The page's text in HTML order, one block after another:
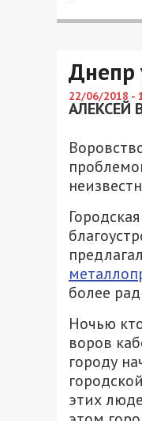
Днепр
22/06/2018 -
АЛЕКСЕЙ
более
Ночью
воров
городу
этих